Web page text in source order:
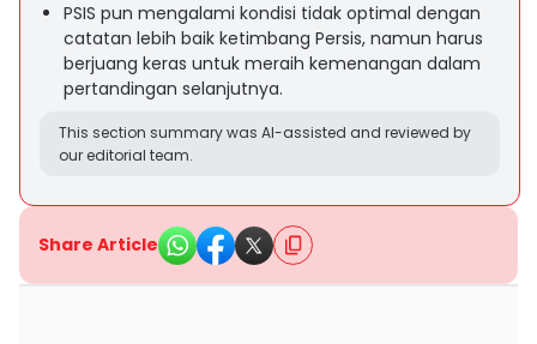
PSIS pun mengalami kondisi tidak optimal dengan
catatan lebih baik ketimbang Persis, namun harus
berjuang keras untuk meraih kemenangan dalam
pertandingan selanjutnya.
This section summary was AI-assisted and reviewed by
our editorial team.
Share Article